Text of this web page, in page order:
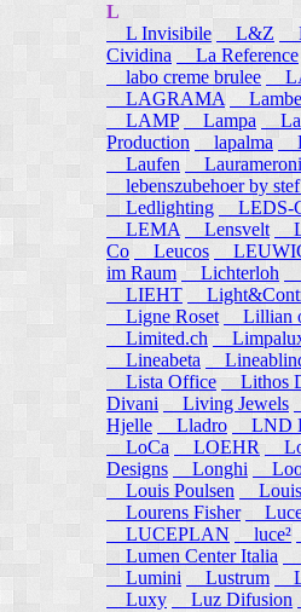
L
L Invisibile
L&Z
Cividina
La Reference
labo creme brulee
LAGRAMA
LAMP
Lampa
Production
lapalma
Laufen
Laurameroni
lebenszubehoer by
Ledlighting
LEDS-
LEMA
Lensvelt
Co
Leucos
im Raum
Lichterloh
LIEHT
Ligne Roset
Lillian
Limited.ch
Lineabeta
Lista Office Lithos
Divani
Living Jewels
Hjelle
Lladro LND
LoCa
LOEHR
Designs
Longhi
Louis Poulsen
Lourens Fisher
LUCEPLAN
luce²
Lumen Center Italia
Lumini
Lustrum
Luxy
Luz Difusion